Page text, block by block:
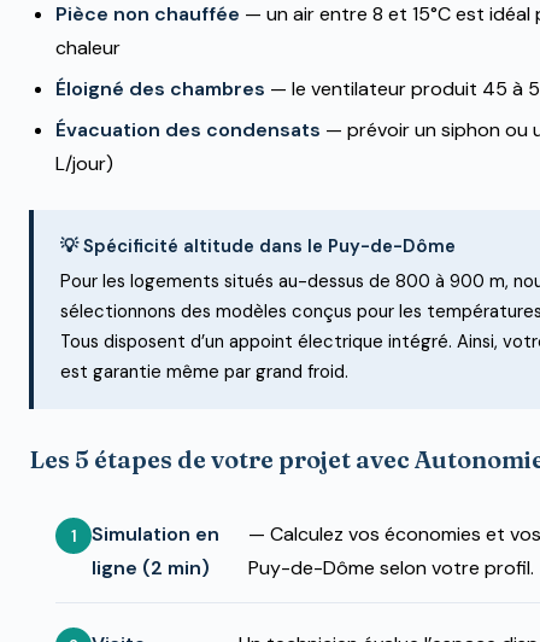
Pièce non chauffée — un air entre 8 et 15°C est idéal
chaleur
Éloigné des chambres — le ventilateur produit 45 à
Évacuation des condensats — prévoir un siphon ou
L/jour)
💡 Spécificité altitude dans le Puy-de-Dôme
Pour les logements situés au-dessus de 800 à 900 m,
sélectionnons des modèles conçus pour les
Tous disposent d’un appoint électrique intégré. Ainsi,
est garantie même par grand froid.
Les 5 étapes de votre projet avec
Simulation en
ligne (2 min)
— Calculez vos économies et
Puy-de-Dôme selon votre profil.